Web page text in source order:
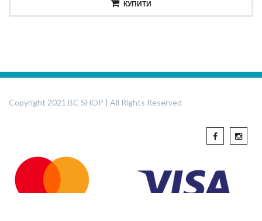
КУПИТИ
Copyright 2021 BC SHOP | All Rights Reserved